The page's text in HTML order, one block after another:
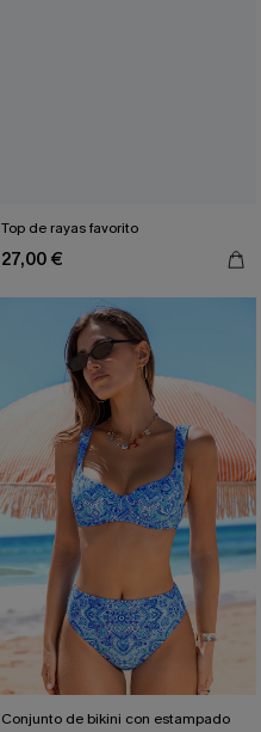
Top de rayas favorito
27,00 €
Conjunto de bikini con estampado